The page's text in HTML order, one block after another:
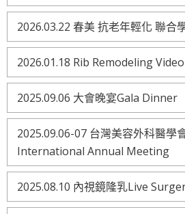
2026.03.22 春美 抗老年輕化 聯合
2026.01.18 Rib Remodeling
2025.09.06 大會晚宴Gala Dinner
2025.09.06-07 台灣美容外科醫學
International Annual Meeting
2025.08.10 內視鏡隆乳Live